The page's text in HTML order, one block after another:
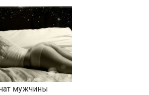
мужчины